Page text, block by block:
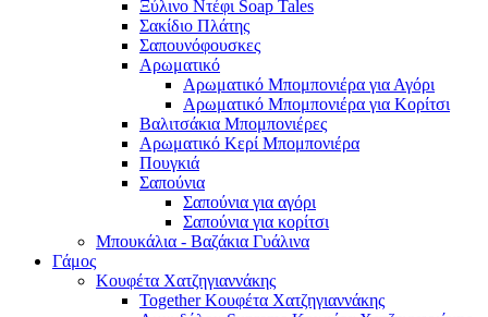
Ξύλινο Ντέφι Soap Tales
Σακίδιο Πλάτης
Σαπουνόφουσκες
Αρωματικό
Αρωματικό Μπομπονιέρα για Αγόρι
Αρωματικό Μπομπονιέρα για Κορίτσι
Βαλιτσάκια Μπομπονιέρες
Αρωματικό Κερί Μπομπονιέρα
Πουγκιά
Σαπούνια
Σαπούνια για αγόρι
Σαπούνια για κορίτσι
Μπουκάλια - Βαζάκια Γυάλινα
Γάμος
Κουφέτα Χατζηγιαννάκης
Together Κουφέτα Χατζηγιαννάκης